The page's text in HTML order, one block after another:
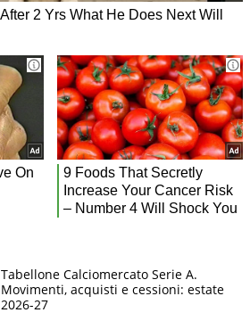
Tabellone Calciomercato Serie A.
Movimenti, acquisti e cessioni: estate
2026-27